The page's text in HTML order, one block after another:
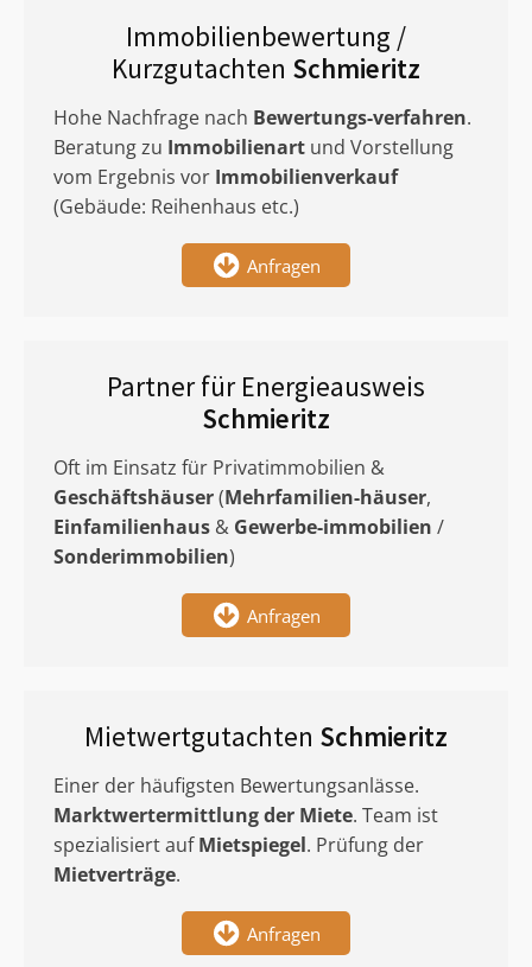
Immobilienbewertung /
Kurzgutachten Schmieritz
Hohe Nachfrage nach Bewertungs-verfahren.
Beratung zu Immobilienart und Vorstellung
vom Ergebnis vor Immobilienverkauf
(Gebäude: Reihenhaus etc.)
Anfragen
Partner für Energieausweis
Schmieritz
Oft im Einsatz für Privatimmobilien &
Geschäftshäuser(Mehrfamilien-häuser,
Einfamilienhaus & Gewerbe-immobilien /
Sonderimmobilien)
Anfragen
Mietwertgutachten Schmieritz
Einer der häufigsten Bewertungsanlässe.
Marktwertermittlungder Miete. Team ist
spezialisiert aufMietspiegel. Prüfung der
Mietverträge.
Anfragen